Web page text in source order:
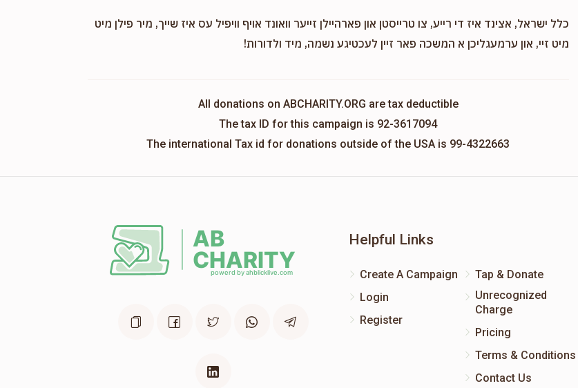
כלל ישראל, אצינד איז די רייע, צו טרייסטן און פארהיילן זייער וואונד אויף וויפיל עס איז שייך, מיר פילן מיט
מיט זיי, און ערמעגליכן א המשכה פאר זיין לעכטיגע נשמה, מיד ולדורות!
All donations on ABCHARITY.ORG are tax deductible
The tax ID for this campaign is 92-3617094
The international Tax id for donations outside of the USA is 99-4322663
Helpful Links
Create A Campaign
Login
Register
Tap & Donate
Unrecognized
Charge
Pricing
Terms & Conditions
Contact Us